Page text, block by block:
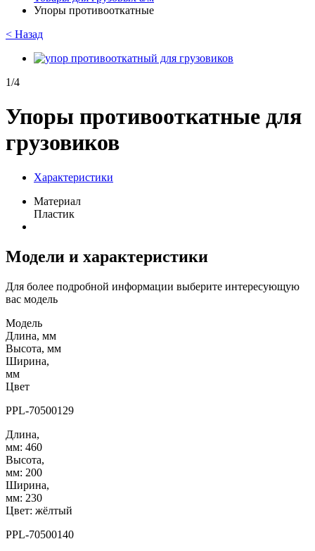
Упоры противооткатные
< Назад
1/4
Упоры противооткатные для
грузовиков
Характеристики
Материал
Пластик
Модели и характеристики
Для более подробной информации выберите интересующую
вас модель
Модель
Длина, мм
Высота, мм
Ширина,
мм
Цвет
PPL-70500129
Длина,
мм: 460
Высота,
мм: 200
Ширина,
мм: 230
Цвет: жёлтый
PPL-70500140